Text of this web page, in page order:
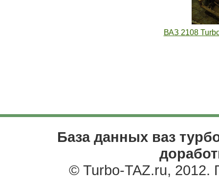
ВАЗ 2108
База данных ваз
© Turbo-TAZ.ru, 2012.